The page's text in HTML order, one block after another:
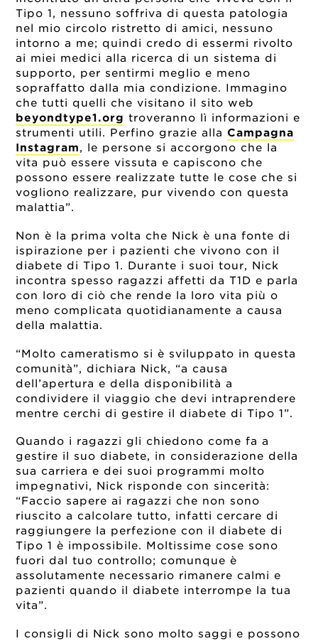
Tipo 1, nessuno soffriva di questa patologia
nel mio circolo ristretto di amici, nessuno
intorno a me; quindi credo di essermi rivolto
ai miei medici alla ricerca di un sistema di
supporto, per sentirmi meglio e meno
sopraffatto dalla mia condizione. Immagino
che tutti quelli che visitano il sito web
beyondtype1.org troveranno lì informazioni e
strumenti utili. Perfino grazie alla Campagna
Instagram, le persone si accorgono che la
vita può essere vissuta e capiscono che
possono essere realizzate tutte le cose che si
vogliono realizzare, pur vivendo con questa
malattia”.
Non è la prima volta che Nick è una fonte di
ispirazione per i pazienti che vivono con il
diabete di Tipo 1. Durante i suoi tour, Nick
incontra spesso ragazzi affetti da T1D e parla
con loro di ciò che rende la loro vita più o
meno complicata quotidianamente a causa
della malattia.
“Molto cameratismo si è sviluppato in questa
comunità”, dichiara Nick, “a causa
dell’apertura e della disponibilità a
condividere il viaggio che devi intraprendere
mentre cerchi di gestire il diabete di Tipo 1”.
Quando i ragazzi gli chiedono come fa a
gestire il suo diabete, in considerazione della
sua carriera e dei suoi programmi molto
impegnativi, Nick risponde con sincerità:
“Faccio sapere ai ragazzi che non sono
riuscito a calcolare tutto, infatti cercare di
raggiungere la perfezione con il diabete di
Tipo 1 è impossibile. Moltissime cose sono
fuori dal tuo controllo; comunque è
assolutamente necessario rimanere calmi e
pazienti quando il diabete interrompe la tua
vita”.
I consigli di Nick sono molto saggi e possono